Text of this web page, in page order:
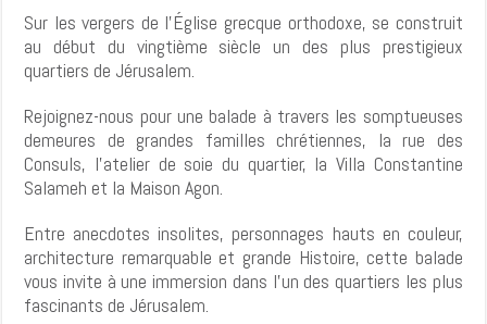
Sur les vergers de l’Église grecque orthodoxe, se construit
au début du vingtième siècle un des plus prestigieux
quartiers de Jérusalem.
Rejoignez-nous pour une balade à travers les somptueuses
demeures de grandes familles chrétiennes, la rue des
Consuls, l’atelier de soie du quartier, la Villa Constantine
Salameh et la Maison Agon.
Entre anecdotes insolites, personnages hauts en couleur,
architecture remarquable et grande Histoire, cette balade
vous invite à une immersion dans l’un des quartiers les plus
fascinants de Jérusalem.